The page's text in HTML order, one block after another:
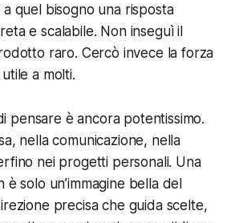
quel bisogno una risposta
e scalabile. Non inseguì il
raro. Cercò invece la forza
a molti.
pensare è ancora potentissimo.
nella comunicazione, nella
nei progetti personali. Una
è solo un’immagine bella del
precisa che guida scelte,